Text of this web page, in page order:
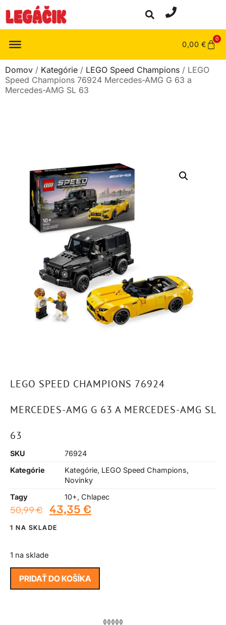
0,00 €
0
Domov / Kategórie / LEGO Speed Champions / LEGO
Speed Champions 76924 Mercedes-AMG G 63 a
Mercedes-AMG SL 63
LEGO SPEED CHAMPIONS 76924
MERCEDES-AMG G 63 A MERCEDES-AMG SL
63
SKU
76924
Kategórie
Kategórie, LEGO Speed Champions,
Novinky
Tagy
10+, Chlapec
50,99€ 43,35 €
1 NA SKLADE
1 na sklade
PRIDAŤ DO KOŠÍKA